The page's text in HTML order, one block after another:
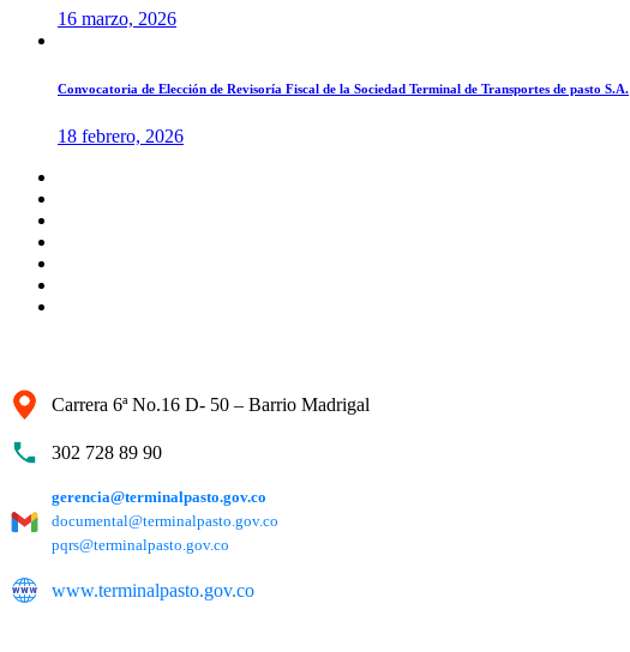
16 marzo, 2026
Convocatoria de Elección de Revisoría Fiscal de la Sociedad Terminal de Transportes de pasto S.A.
18 febrero, 2026
Carrera 6ª No.16 D- 50 – Barrio Madrigal
302 728 89 90
gerencia@terminalpasto.gov.co
documental@terminalpasto.gov.co
pqrs@terminalpasto.gov.co
www.terminalpasto.gov.co